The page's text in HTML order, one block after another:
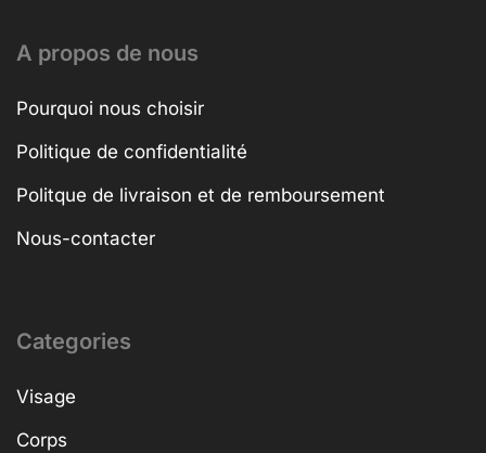
A propos de nous
Pourquoi nous choisir
Politique de confidentialité
Politque de livraison et de remboursement
Nous-contacter
Categories
Visage
Corps